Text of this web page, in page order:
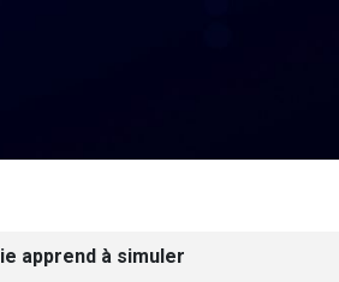
apprend à simuler